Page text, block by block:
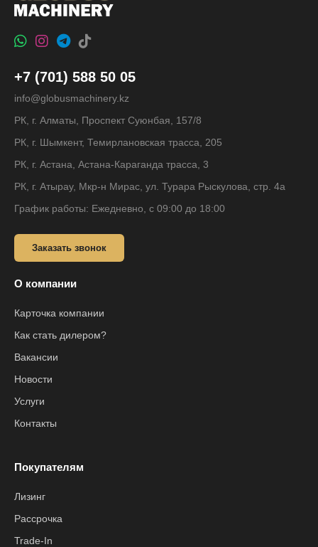
+7 (701) 588 50 05
info@globusmachinery.kz
РК, г. Алматы, Проспект Суюнбая, 157/8
РК, г. Шымкент, Темирлановская трасса, 205
РК, г. Астана, Астана-Караганда трасса, 3
РК, г. Атырау, Мкр-н Мирас, ул. Турара Рыскулова, стр. 4а
График работы: Ежедневно, с 09:00 до 18:00
Заказать звонок
О компании
Карточка компании
Как стать дилером?
Вакансии
Новости
Услуги
Контакты
Покупателям
Лизинг
Рассрочка
Trade-In